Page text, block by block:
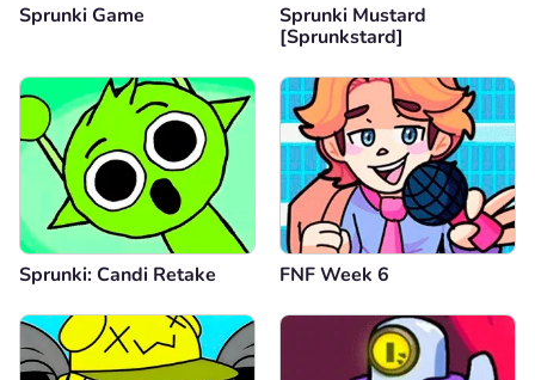
Sprunki Game
Sprunki Mustard
[Sprunkstard]
Sprunki: Candi Retake FNF Week 6